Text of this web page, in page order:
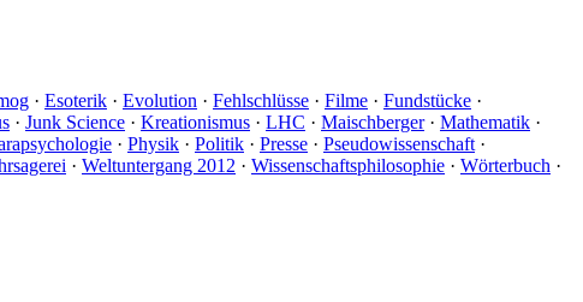
· Esoterik · Evolution · Fehlschlüsse · Filme · Fundstücke ·
· Junk Science · Kreationismus · LHC · Maischberger· Mathematik ·
· Physik · Politik · Presse · Pseudowissenschaft ·
· Weltuntergang 2012 · Wissenschaftsphilosophie · Wörterbuch ·